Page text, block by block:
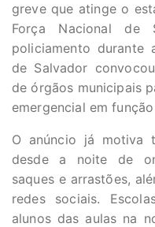
greve que atinge o
Força Nacional de
policiamento durante
de Salvador
de órgãos municipais
emergencial em
O anúncio já motiva
desde a noite de
saques e arrastões,
redes sociais.
alunos das aulas na